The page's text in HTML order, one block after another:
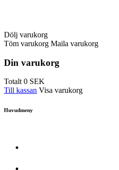
Dölj varukorg
Töm varukorg Maila varukorg
Din varukorg
Totalt0 SEK
Till kassan Visa varukorg
Huvudmeny